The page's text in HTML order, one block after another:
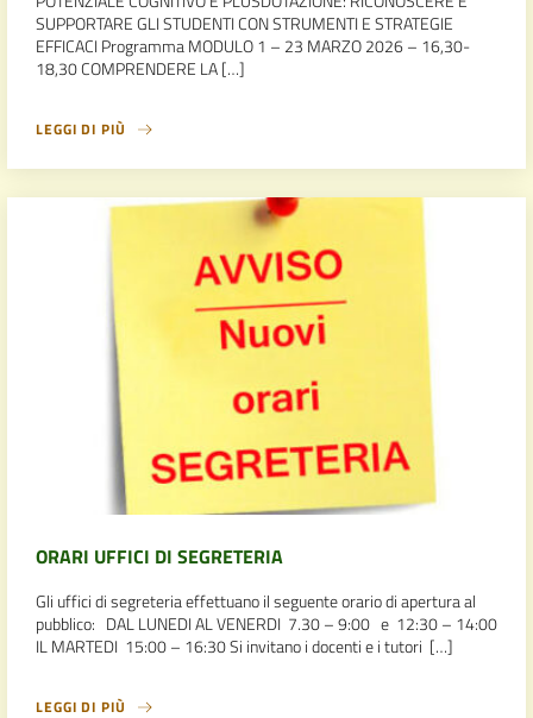
SUPPORTARE GLI STUDENTI CON STRUMENTI E STRATEGIE
EFFICACI Programma MODULO 1 – 23 MARZO 2026 – 16,30-
18,30 COMPRENDERE LA […]
LEGGI DI PIÙ
ORARI UFFICI DI SEGRETERIA
Gli uffici di segreteria effettuano il seguente orario di apertura al
pubblico: DAL LUNEDI AL VENERDI 7.30 – 9:00 e 12:30 – 14:00
IL MARTEDI 15:00 – 16:30 Si invitano i docenti e i tutori […]
LEGGI DI PIÙ